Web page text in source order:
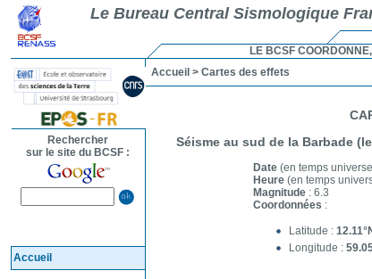
Accueil
Accueil > Cartes des effets
Séisme au sud de la Barbade
Date (en temps
Heure (en temps
Magnitude : 6.3
Coordonnées :
Latitude :
Longitude :
LE BCSF
Le Bureau Central Sismologique
Rechercher
sur le site du BCSF :